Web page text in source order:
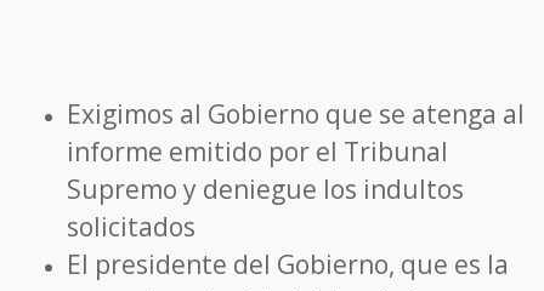
Exigimos al Gobierno que se atenga al
informe emitido por el Tribunal
Supremo y deniegue los indultos
solicitados
El presidente del Gobierno, que es la